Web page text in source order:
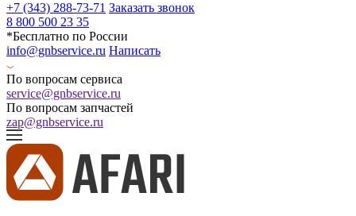
+7 (343) 288-73-71 Заказать звонок
8 800 500 23 35
*Бесплатно по России
info@gnbservice.ru Написать
По вопросам сервиса
service@gnbservice.ru
По вопросам запчастей
zap@gnbservice.ru